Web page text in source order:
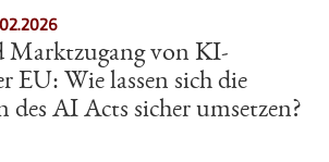
Marktzugang von KI-
EU: Wie lassen sich die
AI Acts sicher umsetzen?